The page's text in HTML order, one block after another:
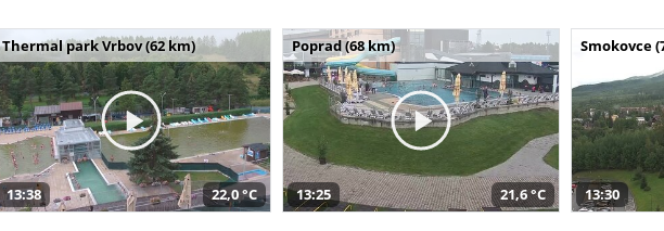
Thermal park Vrbov (62 km)
13:38 22,0 °C
Poprad (68 km)
13:25 21,6 °C
Smokovce
13:30